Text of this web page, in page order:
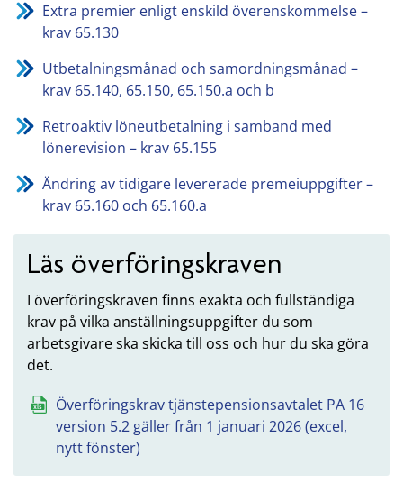
Extra premier enligt enskild överenskommelse –
krav 65.130
Utbetalningsmånad och samordningsmånad –
krav 65.140, 65.150, 65.150.a och b
Retroaktiv löneutbetalning i samband med
lönerevision – krav 65.155
Ändring av tidigare levererade premeiuppgifter –
krav 65.160 och 65.160.a
Läs överföringskraven
I överföringskraven finns exakta och fullständiga
krav på vilka anställningsuppgifter du som
arbetsgivare ska skicka till oss och hur du ska göra
det.
Överföringskrav tjänstepensionsavtalet PA 16
version 5.2 gäller från 1 januari 2026 (excel,
nytt fönster)